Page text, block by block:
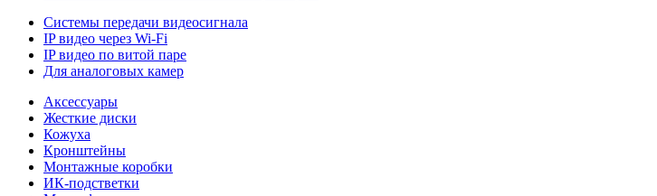
Системы передачи видеосигнала
IP видео через Wi-Fi
IP видео по витой паре
Для аналоговых камер
Аксессуары
Жесткие диски
Кожуха
Кронштейны
Монтажные коробки
ИК-подстветки